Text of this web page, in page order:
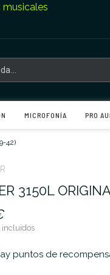
MICROFONÍA PRO
42)
3150L
incluidos
puntos de